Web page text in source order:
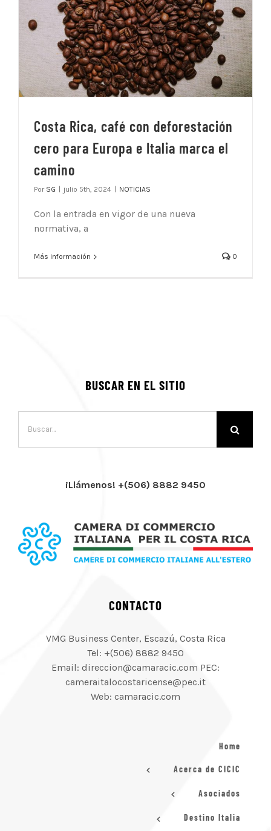
Costa Rica, café con deforestación
cero para Europa e Italia marca el
camino
Por SG | julio 5th, 2024 | NOTICIAS
Con la entrada en vigor de una nueva
normativa, a
Más información 0
BUSCAR EN EL SITIO
¡Llámenos! +(506) 8882 9450
CONTACTO
VMG Business Center, Escazú, Costa Rica
Tel: +(506) 8882 9450
Email: direccion@camaracic.com PEC:
cameraitalocostaricense@pec.it
Web: camaracic.com
Home
Acerca de CICIC
Asociados
Destino Italia